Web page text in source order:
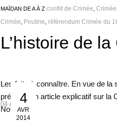
MAÏDAN DE A À Z conflit de Crimée ,Crimée
Crimée
Poutine référendum Crimée du
L’histoire de
4
AVR
2014
04 Avr 2014
Les faits à connaître. En vue de la
préparer un article explicatif sur la
Notre […]